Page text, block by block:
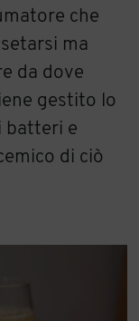
che
ma
da dove
gestito lo
batteri e
di ciò